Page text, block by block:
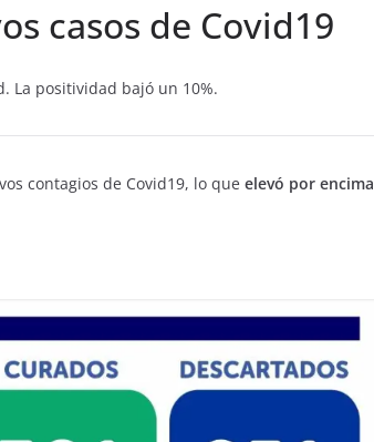
casos de Covid19
La positividad bajó un 10%.
contagios de Covid19, lo que elevó por encima